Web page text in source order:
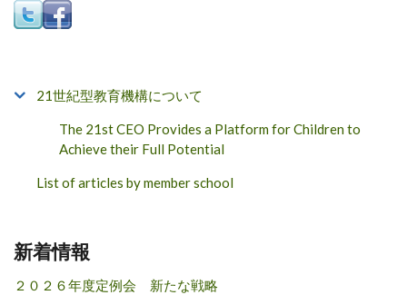
21世紀型教育機構について
The 21st CEO Provides a Platform for Children to
Achieve their Full Potential
List of articles by member school
新着情報
２０２６年度定例会 新たな戦略